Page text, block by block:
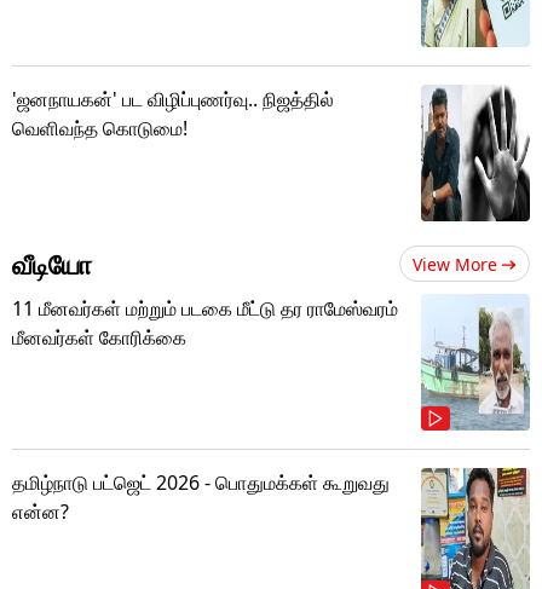
'ஜனநாயகன்' பட விழிப்புணர்வு.. நிஜத்தில்
வெளிவந்த கொடுமை!
வீடியோ View More
11 மீனவர்கள் மற்றும் படகை மீட்டு தர ராமேஸ்வரம்
மீனவர்கள் கோரிக்கை
தமிழ்நாடு பட்ஜெட் 2026 - பொதுமக்கள் கூறுவது
என்ன?